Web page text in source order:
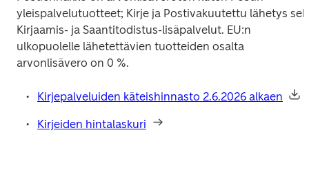
yleispalvelutuotteet; Kirje ja Postivakuutettu lähetys
Kirjaamis- ja Saantitodistus-lisäpalvelut. EU:n
ulkopuolelle lähetettävien tuotteiden osalta
arvonlisävero on 0 %.
Kirjepalveluiden käteishinnasto 2.6.2026 alkaen
Kirjeiden hintalaskuri